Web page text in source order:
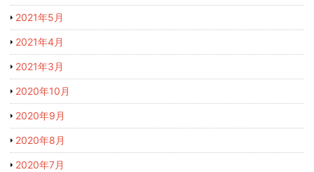
2021年5月
2021年4月
2021年3月
2020年10月
2020年9月
2020年8月
2020年7月